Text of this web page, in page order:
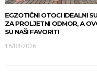
EGZOTIČNI OTOCI IDEALNI SU
ZA PROLJETNI ODMOR, A
SU NAŠI FAVORITI
18/04/2026